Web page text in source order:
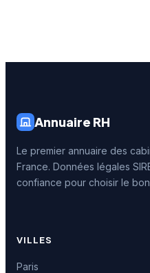
Annuaire RH
Le premier annuaire des
France. Données légales
confiance pour choisir le
VILLES
Paris